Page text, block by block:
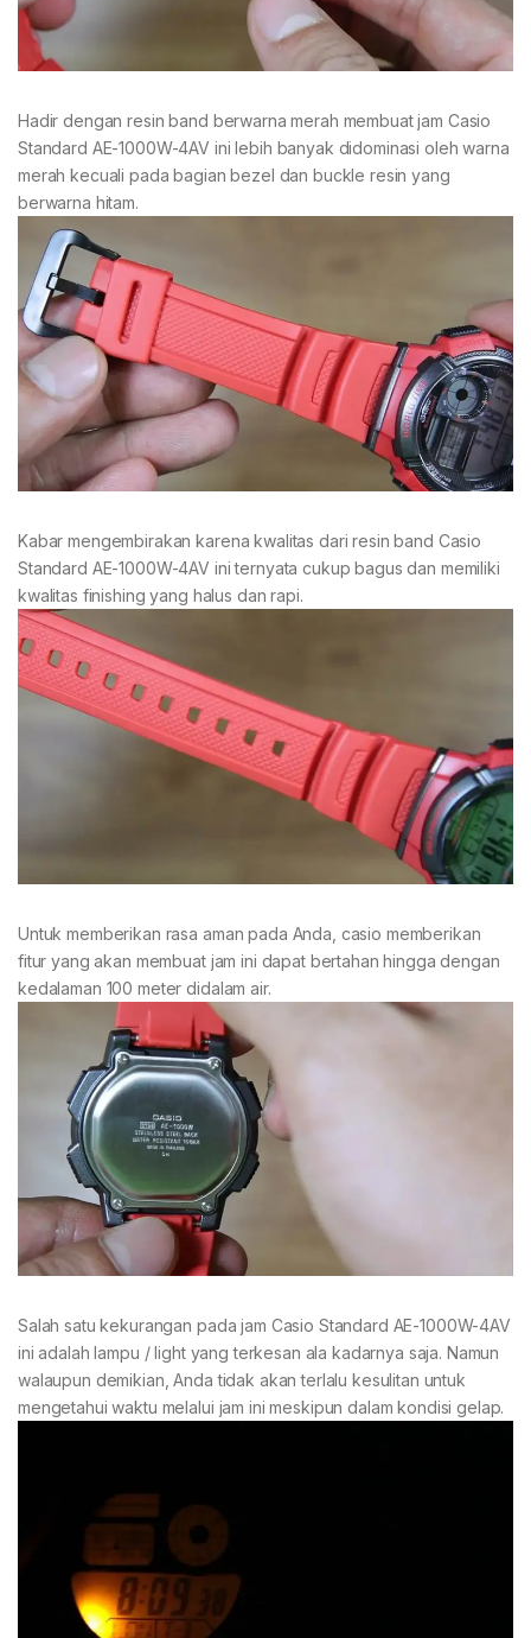
Hadir dengan resin band berwarna merah membuat jam Casio
Standard AE-1000W-4AV ini lebih banyak didominasi oleh warna
merah kecuali pada bagian bezel dan buckle resin yang
berwarna hitam.
Kabar mengembirakan karena kwalitas dari resin band Casio
Standard AE-1000W-4AV ini ternyata cukup bagus dan memiliki
kwalitas finishing yang halus dan rapi.
Untuk memberikan rasa aman pada Anda, casio memberikan
fitur yang akan membuat jam ini dapat bertahan hingga dengan
kedalaman 100 meter didalam air.
Salah satu kekurangan pada jam Casio Standard AE-1000W-4AV
ini adalah lampu / light yang terkesan ala kadarnya saja. Namun
walaupun demikian, Anda tidak akan terlalu kesulitan untuk
mengetahui waktu melalui jam ini meskipun dalam kondisi gelap.